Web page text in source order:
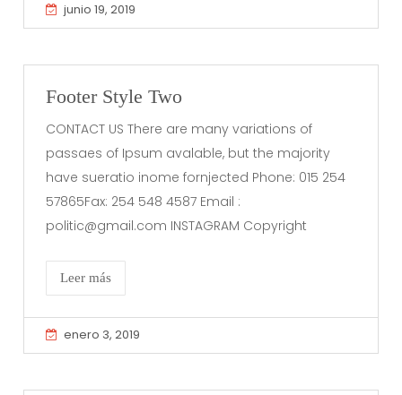
junio 19, 2019
Footer Style Two
CONTACT US There are many variations of
passaes of Ipsum avalable, but the majority
have sueratio inome fornjected Phone: 015 254
57865Fax: 254 548 4587 Email :
politic@gmail.com INSTAGRAM Copyright
Leer más
enero 3, 2019